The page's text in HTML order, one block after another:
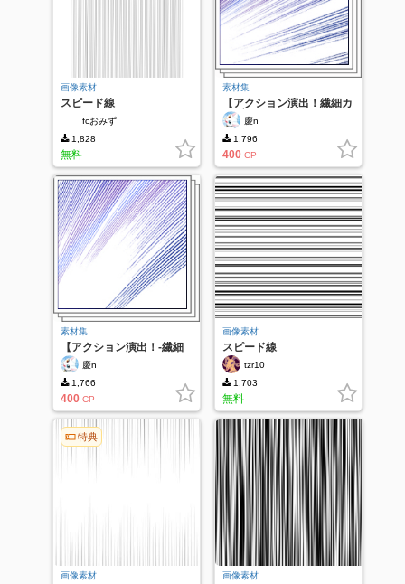
画像素材
スピード線
fcおみず
1,828
無料
素材集
【アクション演出！繊細カ
ーブフラッシュセット-ペ
ン描きストローク集中
線-4】
慶n
1,796
400 CP
素材集
【アクション演出！-繊細
カーブショットセット-ペ
ン描きストローク集中
線-5-】
慶n
1,766
400 CP
画像素材
スピード線
tzr10
1,703
無料
特典
画像素材 画像素材